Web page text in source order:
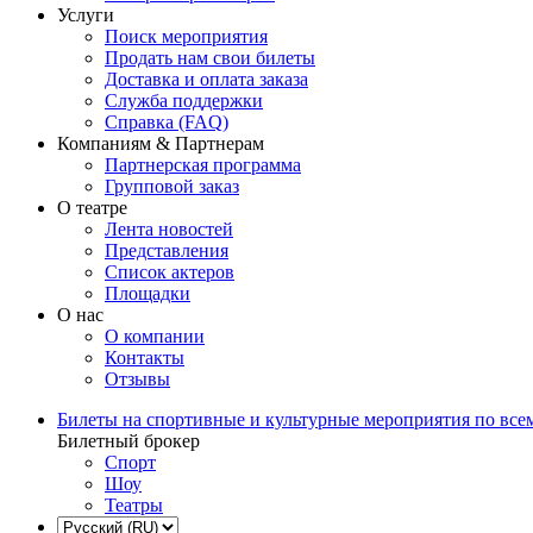
Услуги
Поиск мероприятия
Продать нам свои билеты
Доставка и оплата заказа
Служба поддержки
Справка (FAQ)
Компаниям & Партнерам
Партнерская программа
Групповой заказ
О театре
Лента новостей
Представления
Список актеров
Площадки
О нас
О компании
Контакты
Отзывы
Билеты на спортивные и культурные мероприятия по
Билетный брокер
Спорт
Шоу
Театры